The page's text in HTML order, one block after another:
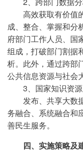
高效获取有价值
成、整合、掌握和分
府部门工作人员、国
组成，打破部门割据
析。此外，通过跨部
公共信息资源与社会
3、国家知识资
发布、共享大数
务融合、系统融合和
善民生服务。
四、实施策略及